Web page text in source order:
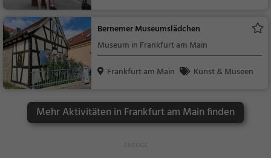
Bernemer Museumslädchen
Museum in Frankfurt am Main
Frankfurt am Main
Kunst & Museen
Mehr Aktivitäten in Frankfurt am Main finden